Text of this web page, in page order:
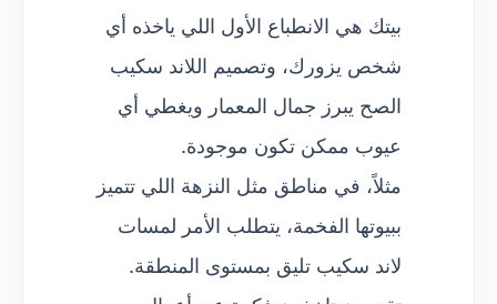
بيتك هي الانطباع الأول اللي ياخذه أي
شخص يزورك، وتصميم اللاند سكيب
الصح يبرز جمال المعمار ويغطي أي
عيوب ممكن تكون موجودة.
مثلاً، في مناطق مثل النزهة اللي تتميز
ببيوتها الفخمة، يتطلب الأمر لمسات
لاند سكيب تليق بمستوى المنطقة.